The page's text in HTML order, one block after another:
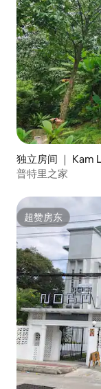
独立房间 ｜ Kam
普特里之家
超赞房东
超赞房东